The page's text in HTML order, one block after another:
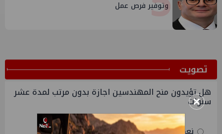
وتوفير فرص عمل
ﺗﺼﻮﻳﺖ
هل تؤيدون منح المهندسين اجازة بدون مرتب لمدة عشر
سنوات
×